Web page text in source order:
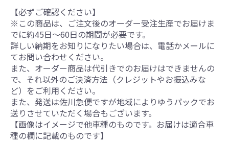
【必ずご確認ください】
※この商品は、ご注文後のオーダー受注生産でお届けま
でに約45日～60日の期間が必要です。
詳しい納期をお知りになりたい場合は、電話かメールに
てお問い合わせください。
また、オーダー商品は代引きでのお届けはできませんの
で、それ以外のご決済方法（クレジットやお振込みな
ど）をご利用ください。
また、発送は佐川急便ですが地域によりゆうパックでお
送りさせていただく場合もございます。
【画像はイメージで他車種のものです。お届けは適合車
種の欄に記載のものです】